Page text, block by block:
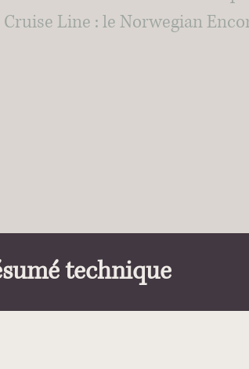
Line : le Norwegian
technique